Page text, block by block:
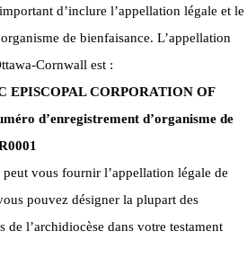
d’inclure l’appellation légale et le
de bienfaisance. L’appellation
Cornwall est :
CORPORATION OF
d’enregistrement d’organisme de
vous fournir l’appellation légale de
pouvez désigner la plupart des
de l’archidiocèse dans votre testament